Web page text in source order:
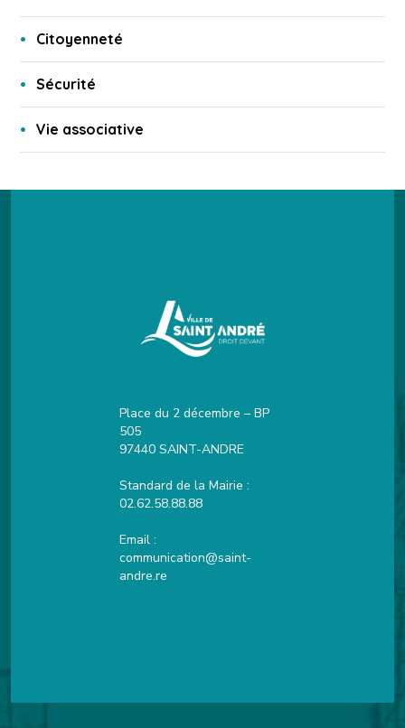
Citoyenneté
Sécurité
Vie associative
Place du 2 décembre – BP
505
97440 SAINT-ANDRE
Standard de la Mairie :
02.62.58.88.88
Email :
communication@saint-
andre.re